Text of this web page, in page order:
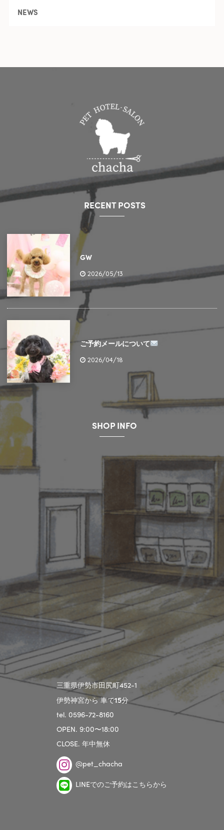
NEWS
RECENT POSTS
GW
2026/05/13
ご予約メールについて
2026/04/18
SHOP INFO
三重県伊勢市田尻町452-1
伊勢神宮から 車で15分
tel. 0596-72-8160
OPEN. 9:00〜18:00
CLOSE. 年中無休
@pet_chacha
LINEでのご予約はこちらから